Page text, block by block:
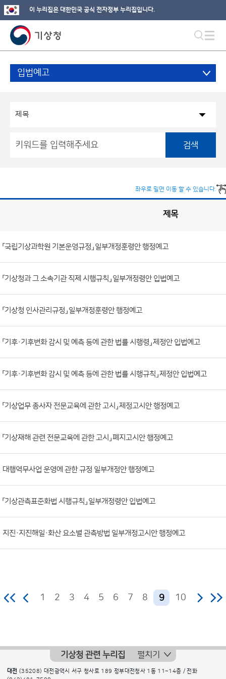
이 누리집은 대한민국 공식 전자정부 누리집입니다.
입법예고
검색
좌우로 밀면 이동 할 수 있습니다.
시
판
목
록
호,
등
록
부
첨
일,
등
록
조
제목
「국립기상과학원 기본운영규정」 일부개정훈령안 행정예고
「기상청과 그 소속기관 직제 시행규칙」 일부개정령안 입법예고
「기상청 인사관리규정」 일부개정훈령안 행정예고
「기후·기후변화 감시 및 예측 등에 관한 법률 시행령」 제정안 입법예고
「기후·기후변화 감시 및 예측 등에 관한 법률 시행규칙」 제정안 입법예고
「기상업무 종사자 전문교육에 관한 고시」 제정고시안 행정예고
「기상재해 관련 전문교육에 관한 고시」 폐지고시안 행정예고
대행역무사업 운영에 관한 규정 일부개정안 행정예고
「기상관측표준화법 시행규칙」 일부개정령안 입법예고
지진·지진해일·화산 요소별 관측방법 일부개정고시안 행정예고
1 2 3 4 5 6 7 8 9 10
기상청 관련 누리집 펼치기
대전 (35208) 대전광역시 서구 청사로 189 정부대전청사 1동 11~14층 / 전화